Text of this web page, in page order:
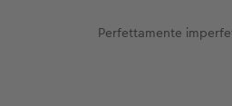
Perfettamente